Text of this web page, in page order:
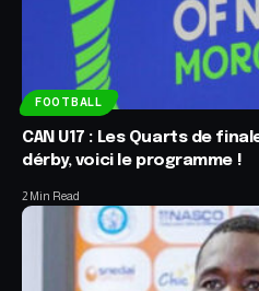
FOOTBALL
CAN U17 : Les Quarts de
dérby, voici le programme !
2 Min Read